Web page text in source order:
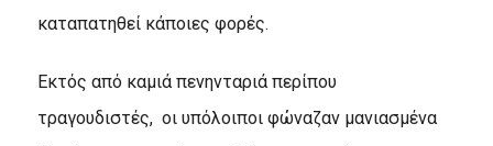
καταπατηθεί κάποιες φορές.
Εκτός από καμιά πενηνταριά περίπου
τραγουδιστές, οι υπόλοιποι φώναζαν μανιασμένα